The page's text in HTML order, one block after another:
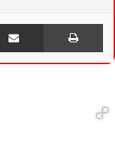
Share via Email Print